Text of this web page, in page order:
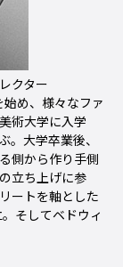
クター
め、様々なファ
術大学に入学
。大学卒業後、
側から作り手側
立ち上げに参
ートを軸とした
そしてベドウィ